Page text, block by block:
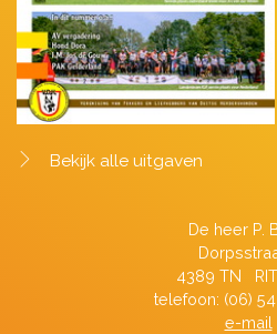
Bekijk alle uitgaven
De heer P.
4389 TN
telefoon: (06)
e-mail